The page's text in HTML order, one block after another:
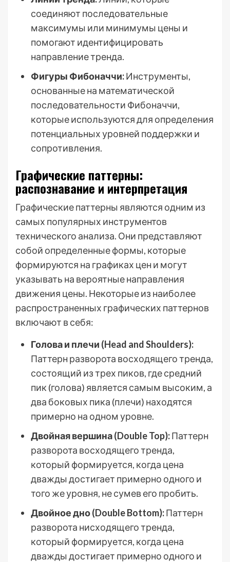
соединяют последовательные
максимумы или минимумы цены и
помогают идентифицировать
направление тренда.
Фигуры Фибоначчи:Инструменты,
основанные на математической
последовательности Фибоначчи,
которые используются для определения
потенциальных уровней поддержки и
сопротивления.
Графические паттерны:
распознавание и интерпретация
Графические паттерны являются одним из
самых популярных инструментов
технического анализа. Они представляют
собой определенные формы, которые
формируются на графиках цен и могут
указывать на вероятные направления
движения цены. Некоторые из наиболее
распространенных графических паттернов
включают в себя:
Голова и плечи (Head and Shoulders):
Паттерн разворота восходящего тренда,
состоящий из трех пиков, где средний
пик (голова) является самым высоким, а
два боковых пика (плечи) находятся
примерно на одном уровне.
Двойная вершина (Double Top):Паттерн
разворота восходящего тренда,
который формируется, когда цена
дважды достигает примерно одного и
того же уровня, не сумев его пробить.
Двойное дно (Double Bottom):Паттерн
разворота нисходящего тренда,
который формируется, когда цена
дважды достигает примерно одного и